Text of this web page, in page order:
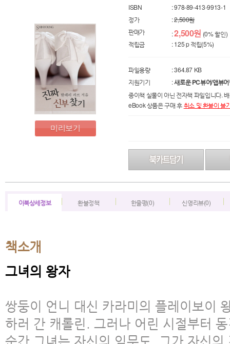
미리보기
ISBN
: 978-89-413-9913-1
정가
:2,500원
판매가
:2,500원 (0% 할인)
적립금
: 125 p 적립(5%)
파일용량
: 364.87 KB
지원기기
:새로운 PC뷰어/앱뷰
종이책 실물이 아닌 전자책 파일입니다.
eBook 상품은 구매 후취소 및 환불이 불
이북상세정보 환불정책 한줄평(0) 신영리뷰(0)
책소개
그녀의 왕자
쌍둥이 언니 대신 카라미의 플레이보이
하러 간 캐롤린. 그러나 어린 시절부터